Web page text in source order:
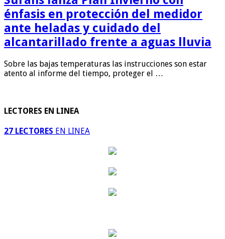
énfasis en protección del medidor
ante heladas y cuidado del
alcantarillado frente a aguas lluvia
Sobre las bajas temperaturas las instrucciones son estar
atento al informe del tiempo, proteger el …
LECTORES EN LINEA
27 LECTORES EN LINEA